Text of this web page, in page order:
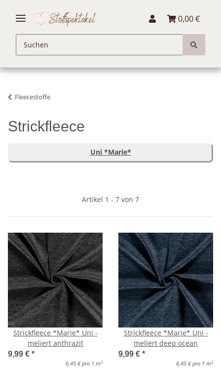
0,00 €
Fleecestoffe
Strickfleece
Uni *Marie*
Artikel 1 - 7 von 7
Strickfleece *Marie* Uni -
meliert anthrazit
9,99 € *
6,45 € pro 1 m 2
Strickfleece *Marie* Uni -
meliert deep ocean
9,99 € *
6,45 € pro 1 m 2